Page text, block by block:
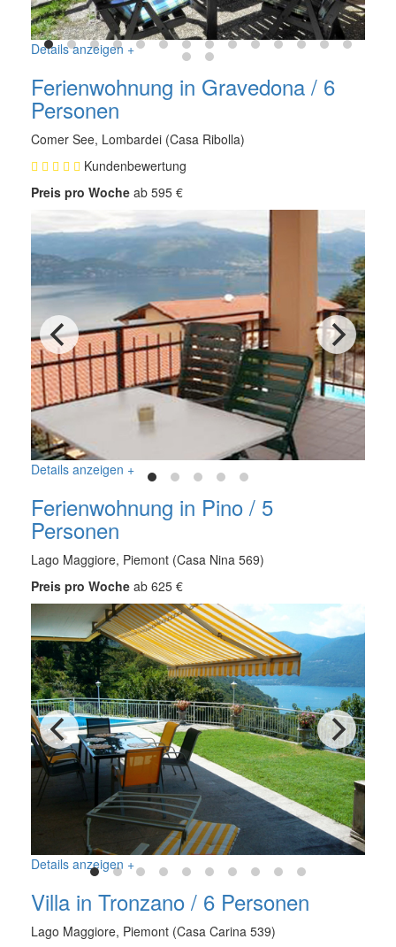
Details anzeigen +
Ferienwohnung in Gravedona / 6
Personen
Comer See, Lombardei (Casa Ribolla)
Kundenbewertung
Preis pro Woche ab 595 €
Details anzeigen +
Ferienwohnung in Pino / 5
Personen
Lago Maggiore, Piemont (Casa Nina 569)
Preis pro Woche ab 625 €
Details anzeigen +
Villa in Tronzano / 6 Personen
Lago Maggiore, Piemont (Casa Carina 539)